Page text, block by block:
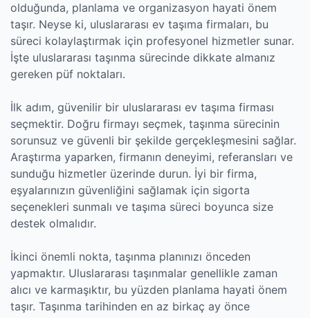
olduğunda, planlama ve organizasyon hayati önem
taşır. Neyse ki, uluslararası ev taşıma firmaları, bu
süreci kolaylaştırmak için profesyonel hizmetler sunar.
İşte uluslararası taşınma sürecinde dikkate almanız
gereken püf noktaları.
İlk adım, güvenilir bir uluslararası ev taşıma firması
seçmektir. Doğru firmayı seçmek, taşınma sürecinin
sorunsuz ve güvenli bir şekilde gerçekleşmesini sağlar.
Araştırma yaparken, firmanın deneyimi, referansları ve
sunduğu hizmetler üzerinde durun. İyi bir firma,
eşyalarınızın güvenliğini sağlamak için sigorta
seçenekleri sunmalı ve taşıma süreci boyunca size
destek olmalıdır.
İkinci önemli nokta, taşınma planınızı önceden
yapmaktır. Uluslararası taşınmalar genellikle zaman
alıcı ve karmaşıktır, bu yüzden planlama hayati önem
taşır. Taşınma tarihinden en az birkaç ay önce